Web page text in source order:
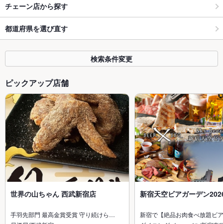
チェーン店から探す
都道府県を選び直す
検索条件変更
ピックアップ店舗
世界の山ちゃん 西武新宿店
手羽先部門 最高金賞受賞 守り続けら…
新宿天空ビアガーデン
新宿で【絶品お肉食べ放題ビ